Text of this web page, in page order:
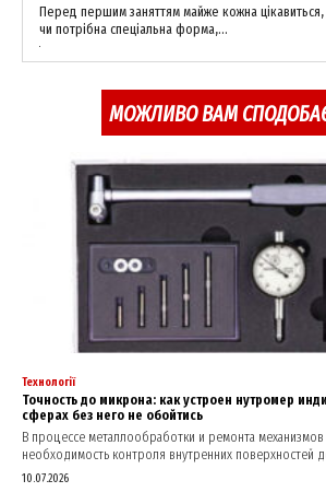
Перед першим заняттям майже кожна
чи потрібна спеціальна форма,...
МОЖЛИВО ВАМ
Технології
Точность до микрона: как устроен нутромер
сферах без него не обойтись
В процессе металлообработки и ремонта механизмов
необходимость контроля внутренних поверхностей
10.07.2026